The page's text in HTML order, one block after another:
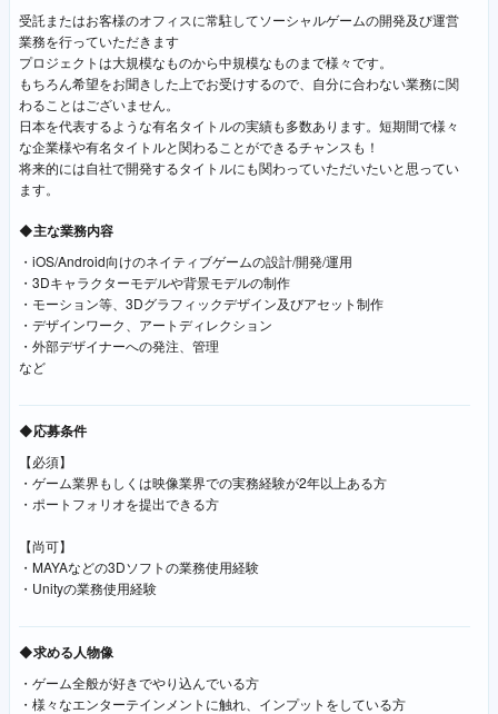
受託またはお客様のオフィスに常駐してソーシャルゲームの開発及び運営
業務を行っていただきます
プロジェクトは大規模なものから中規模なものまで様々です。
もちろん希望をお聞きした上でお受けするので、自分に合わない業務に関
わることはございません。
日本を代表するような有名タイトルの実績も多数あります。短期間で様々
な企業様や有名タイトルと関わることができるチャンスも！
将来的には自社で開発するタイトルにも関わっていただいたいと思ってい
ます。
◆主な業務内容
・iOS/Android向けのネイティブゲームの設計/開発/運用
・3Dキャラクターモデルや背景モデルの制作
・モーション等、3Dグラフィックデザイン及びアセット制作
・デザインワーク、アートディレクション
・外部デザイナーへの発注、管理
など
◆応募条件
【必須】
・ゲーム業界もしくは映像業界での実務経験が2年以上ある方
・ポートフォリオを提出できる方
【尚可】
・MAYAなどの3Dソフトの業務使用経験
・Unityの業務使用経験
◆求める人物像
・ゲーム全般が好きでやり込んでいる方
・様々なエンターテインメントに触れ、インプットをしている方